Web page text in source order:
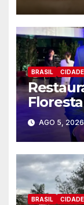
BRASIL CIDADE
um dos
de Foz
AGO 5,
BRASIL CIDADE